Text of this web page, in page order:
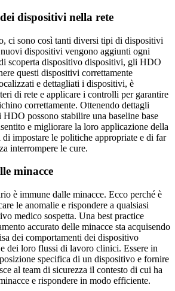
dispositivi nella rete
ci sono così tanti diversi tipi di dispositivi
dispositivi vengono aggiunti ogni
scoperta dispositivo dispositivi, gli HDO
questi dispositivi correttamente
e dettagliati i dispositivi, è
di rete e applicare i controlli per garantire
correttamente. Ottenendo dettagli
possono stabilire una baseline base
e migliorare la loro applicazione della
di impostare le politiche appropriate e di far
interrompere le cure.
minacce
è immune dalle minacce. Ecco perché è
le anomalie e rispondere a qualsiasi
medico sospetta. Una best practice
accurato delle minacce sta acquisendo
dei comportamenti dei dispositivo
dei loro flussi di lavoro clinici. Essere in
specifica di un dispositivo e fornire
al team di sicurezza il contesto di cui ha
e rispondere in modo efficiente.